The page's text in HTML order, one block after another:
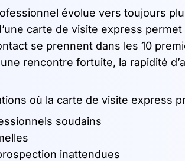
évolue vers toujours
carte de visite express
se prennent dans les 10
rencontre fortuite, la rapidité
où la carte de visite express
soudains
inattendues